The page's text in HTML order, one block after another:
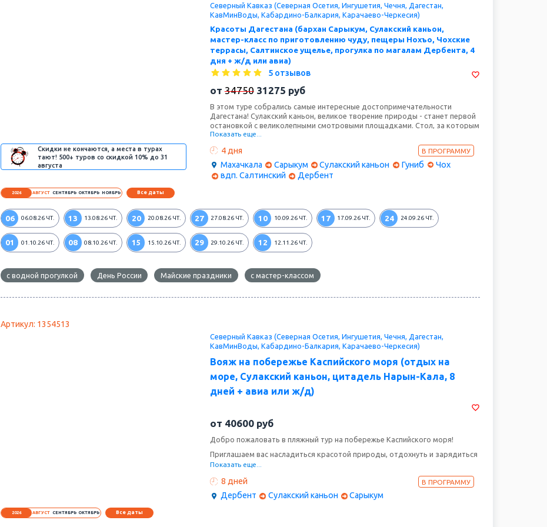
Скидки не кончаются, а места в турах
тают! 500+ туров со скидкой 10% до 31
августа
Северный Кавказ (Северная Осетия, Ингушетия, Чечня, Дагестан,
КавМинВоды, Кабардино-Балкария, Карачаево-Черкесия)
Красоты Дагестана (бархан Сарыкум, Сулакский каньон,
мастер-класс по приготовлению чуду, пещеры Нохъо, Чохские
террасы, Салтинское ущелье, прогулка по магалам Дербента, 4
дня + ж/д или авиа)
5 отзывов
от34750 31275 руб
В этом туре собрались самые интересные достопримечательности
Дагестана! Сулакский каньон, великое творение природы - станет первой
остановкой с великолепными смотровыми площадками. Стол, за которым
завтракал император Александр II и крепость Нарын -Кала ждут нас
после. Мы увидим заброшенный Аул – призрак Гамсутль, расположенный
на высоте почти 1720 метров над уровнем моря. Кульминацией нашего
путешествия станет древний город Дербент с Джума-мечетью и
традиционными восточными подземными банями.
Показать еще...
4 дня В ПРОГРАММУ
Махачкала Сарыкум Сулакский каньон Гуниб
Чох
вдп. Салтинский
Дербент
2026 АВГУСТ СЕНТЯБРЬ ОКТЯБРЬ НОЯБРЬ Все даты
06 06.08.26 ЧТ. 13 13.08.26 ЧТ. 20 20.08.26 ЧТ. 27 27.08.26 ЧТ. 10 10.09.26 ЧТ. 17 17.09.26 ЧТ. 24 24.09.26 ЧТ.
01 01.10.26 ЧТ. 08 08.10.26 ЧТ. 15 15.10.26 ЧТ. 29 29.10.26 ЧТ. 12 12.11.26 ЧТ.
с водной прогулкой День России Майские праздники с мастер-классом
Артикул: 1354513
Северный Кавказ (Северная Осетия, Ингушетия, Чечня, Дагестан,
КавМинВоды, Кабардино-Балкария, Карачаево-Черкесия)
Вояж на побережье Каспийского моря (отдых на
море, Сулакский каньон, цитадель Нарын-Кала, 8
дней + авиа или ж/д)
от 40600 руб
Добро пожаловать в пляжный тур на побережье Каспийского моря!
Приглашаем вас насладиться красотой природы, отдохнуть и зарядиться
энергией. Мы предлагаем вам уникальную возможность провести
страны.
Каспийское море — это удивительное место, где можно насладиться
Показать еще...
8 дней В ПРОГРАММУ
Дербент Сулакский каньон Сарыкум
2026 АВГУСТ СЕНТЯБРЬ ОКТЯБРЬ Все даты